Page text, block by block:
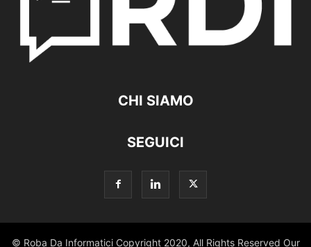
CHI SIAMO
SEGUICI
© Roba Da Informatici Copyright 2020, All Rights Reserved Our